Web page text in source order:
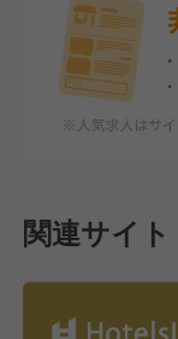
関連サイト